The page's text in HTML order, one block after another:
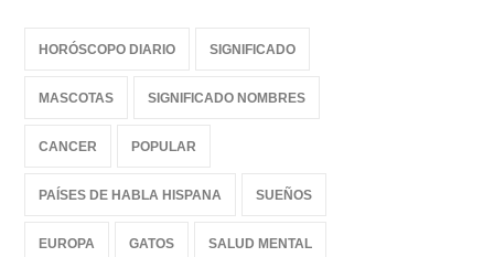
HORÓSCOPO DIARIO SIGNIFICADO
MASCOTAS SIGNIFICADO NOMBRES
CANCER POPULAR
PAÍSES DE HABLA HISPANA SUEÑOS
EUROPA GATOS SALUD MENTAL